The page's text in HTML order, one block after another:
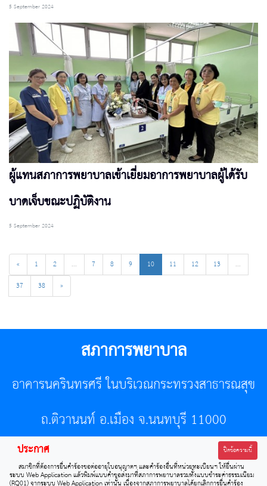
5 September 2024
ผู้แทนสภาการพยาบาลเข้าเยี่ยมอาการพยาบาลผู้ได้รับ
บาดเจ็บขณะปฏิบัติงาน
5 September 2024
« 1 2 ... 7 8 9 10 11 12 13
...
37
38 »
สภาการพยาบาล
อาคารนครินทรศรี ในบริเวณกระทรวงสาธารณสุข
ถ.ติวานนท์ อ.เมือง จ.นนทบุรี 11000
โทรศัพท์ 02-596-7500 โทรสาร 0-2589-7121 E-mail :
center@tnmc.or.th
ประกาศ ปิดข้อความนี้
สมาชิกที่ต้องการยื่นคำร้องขอต่ออายุใบอนุญาตฯ และคำร้องอื่นที่หน่วยทะเบียนฯ ให้ยื่นผ่าน
ระบบ Web Application แล้วพิมพ์แบบคำขอส่งมาที่สภาการพยาบาลรวมทั้งแบบชำระค่าธรรมเนียม